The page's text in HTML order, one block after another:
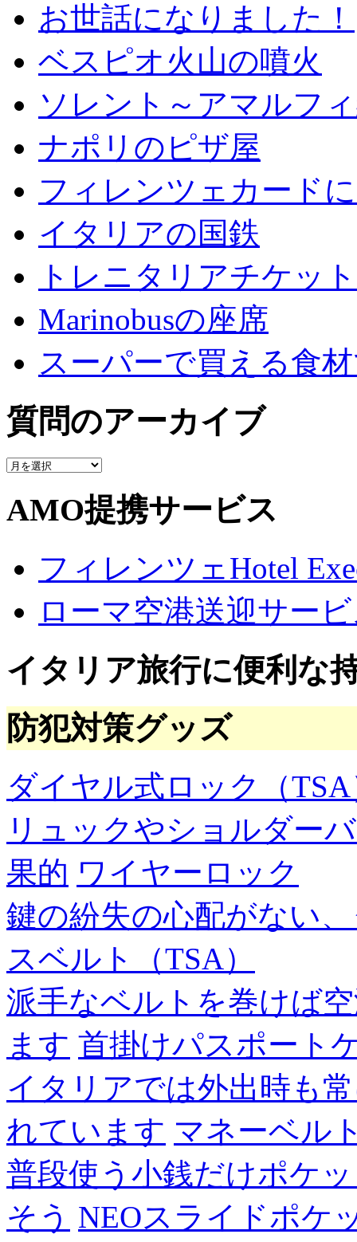
お世話になりました！
ベスピオ火山の噴火
ソレント～アマルフ
ナポリのピザ屋
フィレンツェカード
イタリアの国鉄
トレニタリアチケッ
Marinobusの座席
スーパーで買える食
質問のアーカイブ
質
の
ア
イ
AMO提携サービス
フィレンツェHotel
ローマ空港送迎サー
イタリア旅行に便利な
防犯対策グッズ
ダイヤル式ロック（
リュックやショルダー
果的 ワイヤーロック
鍵の紛失の心配がない
スベルト（TSA）
派手なベルトを巻けば
ます 首掛けパスポート
イタリアでは外出時も
れています マネーベル
普段使う小銭だけポケ
そう NEOスライドポケ